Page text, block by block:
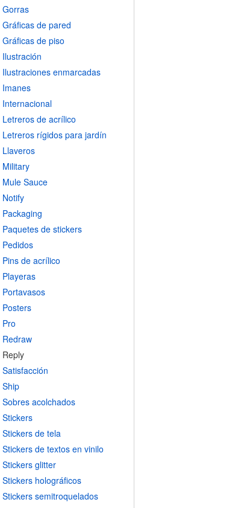
Gorras
Gráficas de pared
Gráficas de piso
Ilustración
Ilustraciones enmarcadas
Imanes
Internacional
Letreros de acrílico
Letreros rígidos para jardín
Llaveros
Military
Mule Sauce
Notify
Packaging
Paquetes de stickers
Pedidos
Pins de acrílico
Playeras
Portavasos
Posters
Pro
Redraw
Reply
Satisfacción
Ship
Sobres acolchados
Stickers
Stickers de tela
Stickers de textos en vinilo
Stickers glitter
Stickers holográficos
Stickers semitroquelados